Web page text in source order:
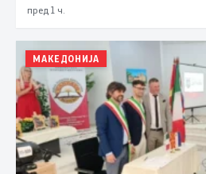
пред 1 ч.
МАКЕДОНИЈА